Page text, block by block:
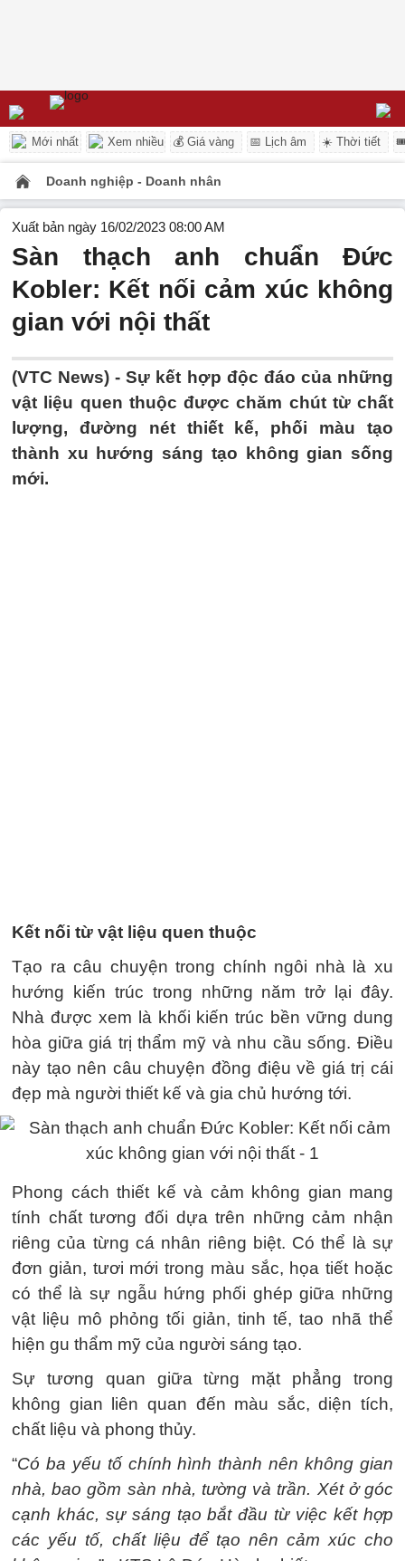
Mới nhất Xem nhiều 💰 Giá vàng 📅 Lịch âm ☀️ Thời tiết
Doanh nghiệp - Doanh nhân
Xuất bản ngày 16/02/2023 08:00 AM
Sàn thạch anh chuẩn Đức
Kobler: Kết nối cảm xúc không
gian với nội thất
(VTC News) -Sự kết hợp độc đáo của những
vật liệu quen thuộc được chăm chút từ chất
lượng, đường nét thiết kế, phối màu tạo
thành xu hướng sáng tạo không gian sống
mới.
Kết nối từ vật liệu quen thuộc
Tạo ra câu chuyện trong chính ngôi nhà là xu
hướng kiến trúc trong những năm trở lại đây.
Nhà được xem là khối kiến trúc bền vững dung
hòa giữa giá trị thẩm mỹ và nhu cầu sống. Điều
này tạo nên câu chuyện đồng điệu về giá trị cái
đẹp mà người thiết kế và gia chủ hướng tới.
Phong cách thiết kế và cảm không gian mang
tính chất tương đối dựa trên những cảm nhận
riêng của từng cá nhân riêng biệt. Có thể là sự
đơn giản, tươi mới trong màu sắc, họa tiết hoặc
có thể là sự ngẫu hứng phối ghép giữa những
vật liệu mô phỏng tối giản, tinh tế, tao nhã thể
hiện gu thẩm mỹ của người sáng tạo.
Sự tương quan giữa từng mặt phẳng trong
không gian liên quan đến màu sắc, diện tích,
chất liệu và phong thủy.
“Có ba yếu tố chính hình thành nên không gian
nhà, bao gồm sàn nhà, tường và trần. Xét ở góc
cạnh khác, sự sáng tạo bắt đầu từ việc kết hợp
các yếu tố, chất liệu để tạo nên cảm xúc cho